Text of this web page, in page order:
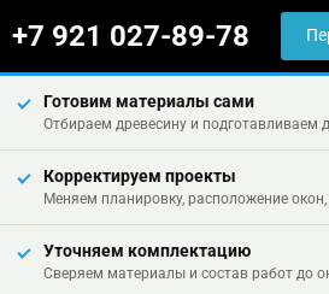
+7 921 027-89-78
Готовим материалы сами
Отбираем древесину и подготавливаем
Корректируем проекты
Меняем планировку, расположение окон,
Уточняем комплектацию
Сверяем материалы и состав работ до